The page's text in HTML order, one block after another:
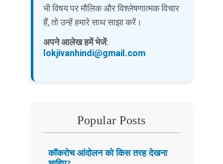
भी विषय पर मौलिक और विश्लेषणात्मक विचार
हैं, तो उन्हें हमारे साथ साझा करें।
अपने आलेख हमें भेजें:
lokjivanhindi@gmail.com
Popular Posts
कॉकरोच आंदोलन को किस तरह देखना